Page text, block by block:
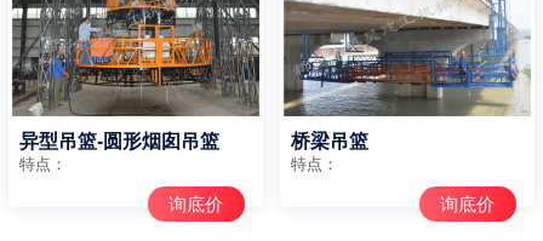
异型吊篮-圆形烟囱吊篮
特点：
询底价
桥梁吊篮
特点：
询底价